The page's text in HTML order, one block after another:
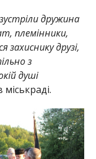
зустріли дружина
племінники,
друзі,
з
душі